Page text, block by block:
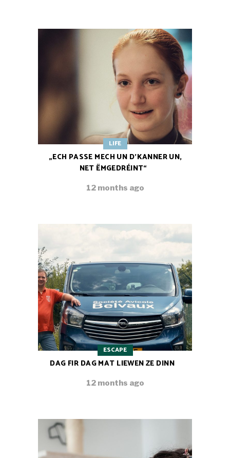
LIFE
„ECH PASSE MECH UN D’KANNER UN,
NET ËMGEDRÉINT“
12 months ago
ESCAPE
DAG FIR DAG MAT LIEWEN ZE DINN
12 months ago